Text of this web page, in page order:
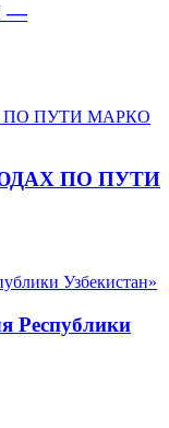
—
ПО ПУТИ